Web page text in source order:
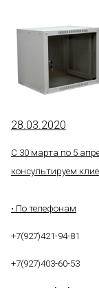
28.03.2020
С 30 марта по 5
консультируем
• По телефонам
+7(927)421-94-81
+7(927)403-60-53